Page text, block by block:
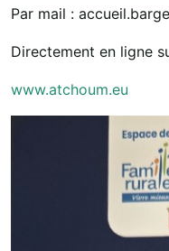
Par mail :
Directement en ligne
www.atchoum.eu